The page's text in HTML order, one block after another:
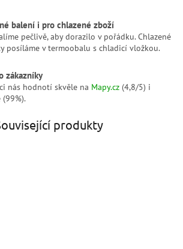
balení i pro chlazené zboží
pečlivě, aby dorazilo v pořádku. Chlazené
posíláme v termoobalu s chladicí vložkou.
zákazníky
nás hodnotí skvěle na Mapy.cz (4,8/5) i
(99%).
produkty